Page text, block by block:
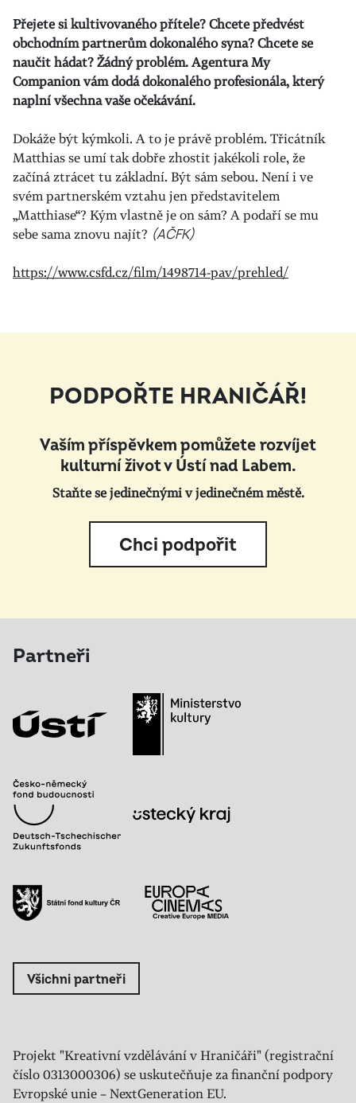
Přejete si kultivovaného přítele? Chcete předvést
obchodním partnerům dokonalého syna? Chcete se
naučit hádat? Žádný problém. Agentura My
Companion vám dodá dokonalého profesionála, který
naplní všechna vaše očekávání.
Dokáže být kýmkoli. A to je právě problém. Třicátník
Matthias se umí tak dobře zhostit jakékoli role, že
začíná ztrácet tu základní. Být sám sebou. Není i ve
svém partnerském vztahu jen představitelem
„Matthiase“? Kým vlastně je on sám? A podaří se mu
sebe sama znovu najít? (AČFK)
https://www.csfd.cz/film/1498714-pav/prehled/
PODPOŘTE HRANIČÁŘ!
Vaším příspěvkem pomůžete rozvíjet
kulturní život v Ústí nad Labem.
Staňte se jedinečnými v jedinečném městě.
Chci podpořit
Partneři
Všichni partneři
Projekt "Kreativní vzdělávání v Hraničáři" (registrační
číslo 0313000306) se uskutečňuje za finanční podpory
Evropské unie – NextGeneration EU.